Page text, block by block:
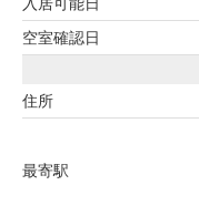
空室確認日
住所
最寄駅